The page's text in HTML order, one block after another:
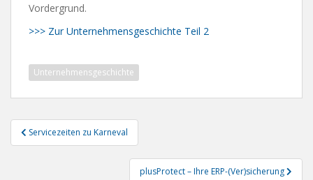
Vordergrund.
>>> Zur Unternehmensgeschichte Teil 2
Unternehmensgeschichte
Beitragsnavigation
Servicezeiten zu Karneval
plusProtect – Ihre ERP-(Ver)sicherung